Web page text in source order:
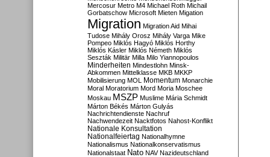
Mercosur Metro M4 Michael Roth Michail
Gorbatschow Microsoft Mieten Migation
Migration Migration Aid Mihai
Tudose Mihály Orosz Mihály Varga Mike
Pompeo Miklós Hagyó Miklós Horthy
Miklós Kásler Miklós Németh Miklós
Seszták Militär Milla Milo Yiannopoulos
Minderheiten Mindestlohn Minsk-
Abkommen Mittelklasse MKB MKKP
Mobilisierung MOL Momentum Monarchie
Moral Moratorium Mord Moria Moschee
Moskau MSZP Muslime Mária Schmidt
Márton Békés Márton Gulyás
Nachrichtendienste Nachruf
Nachwendezeit Nacktfotos Nahost-Konflikt
Nationale Konsultation
Nationalfeiertag Nationalhymne
Nationalismus Nationalkonservatismus
Nationalstaat Nato NAV Nazideutschland